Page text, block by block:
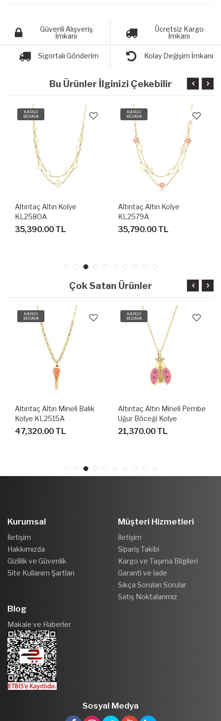
Güvenli Alışveriş
İmkanı
Ücretsiz Kargo
İmkanı
Sigortalı Gönderim Kolay Değişim İmkanı
Bu Ürünler İlginizi Çekebilir
KARGO
BEDAVA
Altıntaç Altın Kolye
KL2580A
35,390.00 TL
KARGO
BEDAVA
Altıntaç Altın Kolye
KL2579A
35,790.00 TL
Çok Satan Ürünler
KARGO
BEDAVA
Altıntaç Altın Mineli Balık
Kolye KL2515A
47,320.00 TL
KARGO
BEDAVA
Altıntaç Altın Mineli Pembe
Uğur Böceği Kolye
KL2536C
21,370.00 TL
Kurumsal
İletişim
Hakkımızda
Gizlilik ve Güvenlik
Site Kullanım Şartları
Müşteri Hizmetleri
İletişim
Sipariş Takibi
Kargo ve Taşıma Bilgileri
Garanti ve İade
Sıkça Sorulan Sorular
Satış Noktalarımız
Blog
Makale ve Haberler
Sosyal Medya